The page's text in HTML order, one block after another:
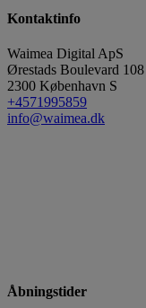
Kontaktinfo
Waimea Digital ApS
Ørestads Boulevard 108
2300 København S
+4571995859
info@waimea.dk
Åbningstider